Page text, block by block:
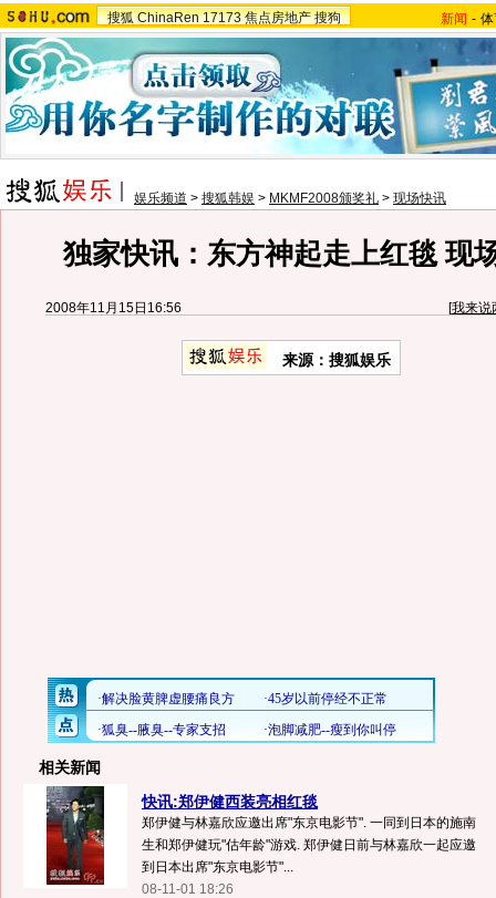
搜狐 ChinaRen 17173 焦点房地产 搜狗 新闻 -
娱乐频道 > 搜狐韩娱 > MKMF2008颁奖礼 > 现场快讯
独家快讯：东方神起走上红毯 现
2008年11月15日16:56 [我来说
来源：搜狐娱乐
相关新闻
快讯:郑伊健西装亮相红毯
郑伊健与林嘉欣应邀出席"东京电影节". 一同到日本的施南
生和郑伊健玩"估年龄"游戏. 郑伊健日前与林嘉欣一起应邀
到日本出席"东京电影节"...
08-11-01 18:26